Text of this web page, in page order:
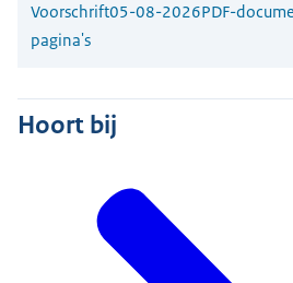
Voorschrift05-08-2026PDF-
pagina's
Hoort bij